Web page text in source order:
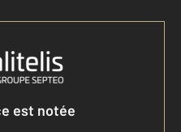
est notée